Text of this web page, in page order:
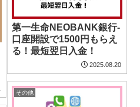
第一生命NEOBANK銀行-
口座開設で1500円もらえ
る！最短翌日入金！
2025.08.20
その他